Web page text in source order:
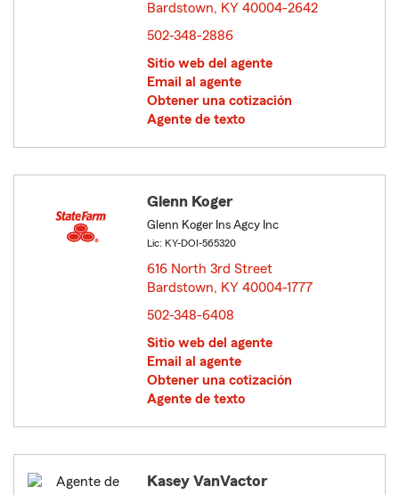
Bardstown, KY 40004-2642
502-348-2886
Sitio web del agente
Email al agente
Obtener una cotización
Agente de texto
Glenn Koger
Glenn Koger Ins Agcy Inc
Lic: KY-DOI-565320
616 North 3rd Street
Bardstown, KY 40004-1777
502-348-6408
Sitio web del agente
Email al agente
Obtener una cotización
Agente de texto
Kasey VanVactor